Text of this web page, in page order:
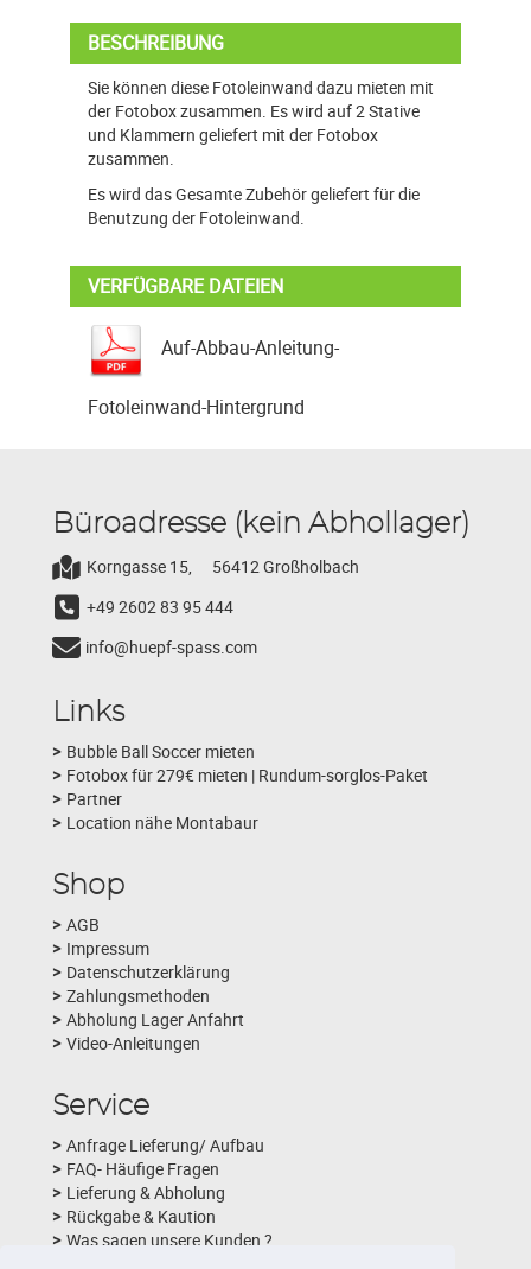
BESCHREIBUNG
Sie können diese Fotoleinwand dazu mieten mit
der Fotobox zusammen. Es wird auf 2 Stative
und Klammern geliefert mit der Fotobox
zusammen.
Es wird das Gesamte Zubehör geliefert für die
Benutzung der Fotoleinwand.
VERFÜGBARE DATEIEN
Auf-Abbau-Anleitung-
Fotoleinwand-Hintergrund
Büroadresse (kein Abhollager)
Korngasse 15,
56412 Großholbach
+49 2602 83 95 444
info@huepf-spass.com
Links
Bubble Ball Soccer mieten
Fotobox für 279€ mieten | Rundum-sorglos-Paket
Partner
Location nähe Montabaur
Shop
AGB
Impressum
Datenschutzerklärung
Zahlungsmethoden
Abholung Lager Anfahrt
Video-Anleitungen
Service
Anfrage Lieferung/ Aufbau
FAQ- Häufige Fragen
Lieferung & Abholung
Rückgabe & Kaution
Was sagen unsere Kunden ?